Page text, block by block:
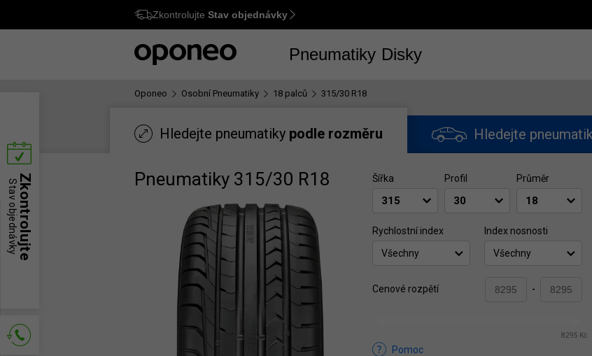
Ctrl M
Zkontrolujte Stav objednávky
Pneumatiky Disky
Oponeo Osobní Pneumatiky 18 palců 315/30 R18
Hledejte pneumatiky podle rozměru Hledejte
Pneumatiky 315/30 R18 Šířka Profil Průměr
Rychlostní index
Všechny
Index nosnosti
Všechny
Cenové rozpětí -
8295 Kč
Pomoc
Zkontrolujte
Stav objednávky